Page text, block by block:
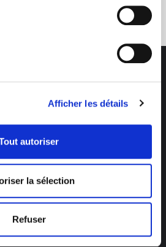
Afficher les détails
autoriser
la sélection
Refuser
à votre écoute
50
vendredi
14h à 17h